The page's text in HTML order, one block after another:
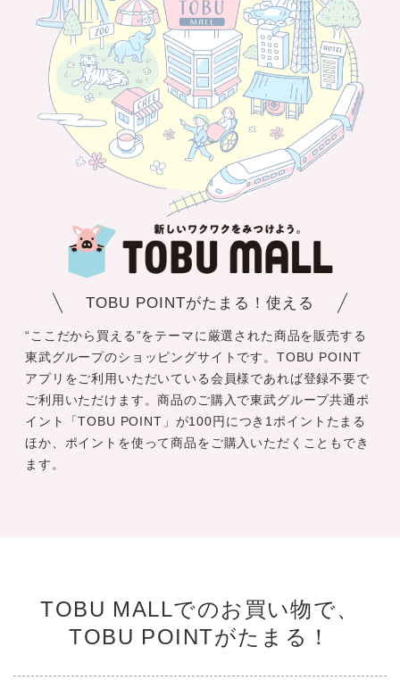
TOBU POINTがたまる！使える
“ここだから買える”をテーマに厳選された商品を販売する
東武グループのショッピングサイトです。TOBU POINT
アプリをご利用いただいている会員様であれば登録不要で
ご利用いただけます。商品のご購入で東武グループ共通ポ
イント「TOBU POINT」が100円につき1ポイントたまる
ほか、ポイントを使って商品をご購入いただくこともでき
ます。
TOBU MALLでのお買い物で、
TOBU POINTがたまる！